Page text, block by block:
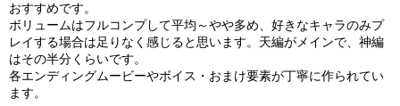
おすすめです。
ボリュームはフルコンプして平均～やや多め、好きなキャラのみプ
レイする場合は足りなく感じると思います。天編がメインで、神編
はその半分くらいです。
各エンディングムービーやボイス・おまけ要素が丁寧に作られてい
ます。